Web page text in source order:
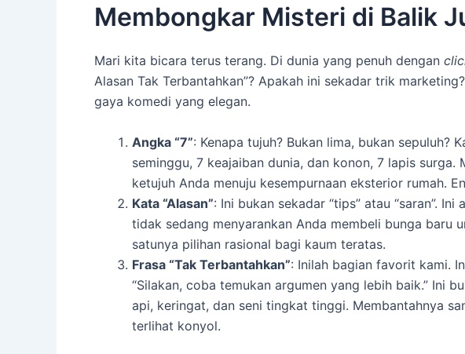
Membongkar Misteri di Balik
Mari kita bicara terus terang. Di dunia yang penuh dengan
Alasan Tak Terbantahkan”? Apakah ini sekadar trik
gaya komedi yang elegan.
Angka “7”: Kenapa tujuh? Bukan lima, bukan sepuluh?
seminggu, 7 keajaiban dunia, dan konon, 7 lapis surga.
ketujuh Anda menuju kesempurnaan eksterior rumah.
Kata “Alasan”: Ini bukan sekadar “tips” atau “saran”.
tidak sedang menyarankan Anda membeli bunga baru
satunya pilihan rasional bagi kaum teratas.
Frasa “Tak Terbantahkan”: Inilah bagian favorit kami.
“Silakan, coba temukan argumen yang lebih baik.” Ini
api, keringat, dan seni tingkat tinggi. Membantahnya
terlihat konyol.